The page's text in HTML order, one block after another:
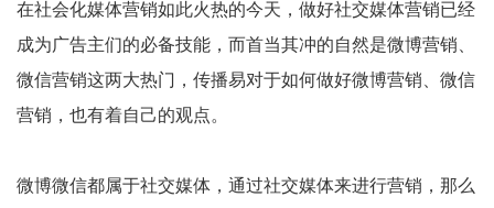
在社会化媒体营销如此火热的今天，做好社交媒体营销已经
成为广告主们的必备技能，而首当其冲的自然是微博营销、
微信营销这两大热门，传播易对于如何做好微博营销、微信
营销，也有着自己的观点。
微博微信都属于社交媒体，通过社交媒体来进行营销，那么